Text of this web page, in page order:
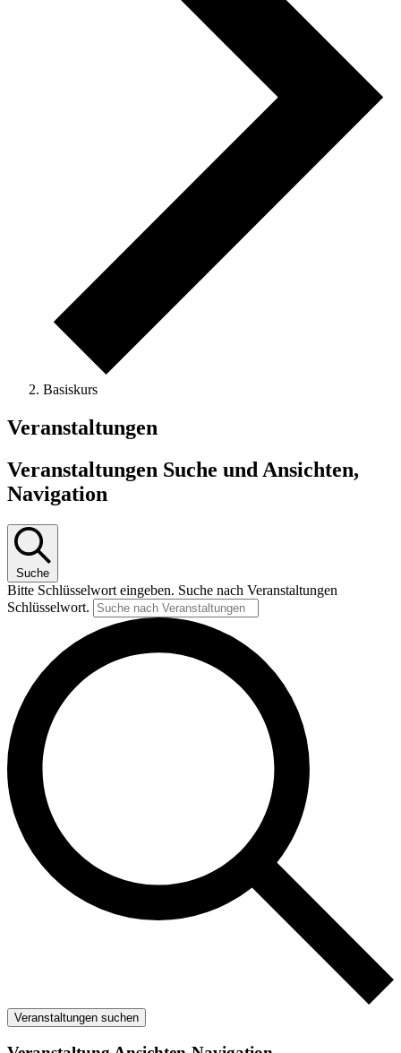
Basiskurs
Veranstaltungen
Veranstaltungen Suche und Ansichten,
Navigation
Suche
Bitte Schlüsselwort eingeben. Suche nach Veranstaltungen
Schlüsselwort.
Veranstaltungen suchen